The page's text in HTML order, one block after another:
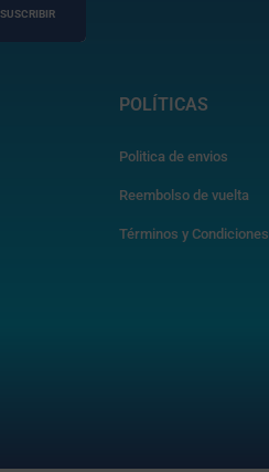
SUSCRIBIR
POLÍTICAS
Politica de envios
Reembolso de vuelta
Términos y Condiciones